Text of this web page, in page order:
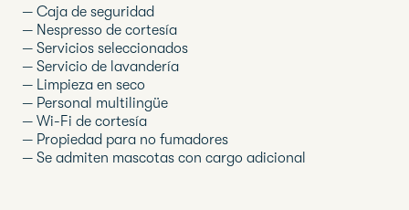
— Caja de seguridad
— Nespresso de cortesía
— Servicios seleccionados
— Servicio de lavandería
— Limpieza en seco
— Personal multilingüe
— Wi-Fi de cortesía
— Propiedad para no fumadores
— Se admiten mascotas con cargo adicional